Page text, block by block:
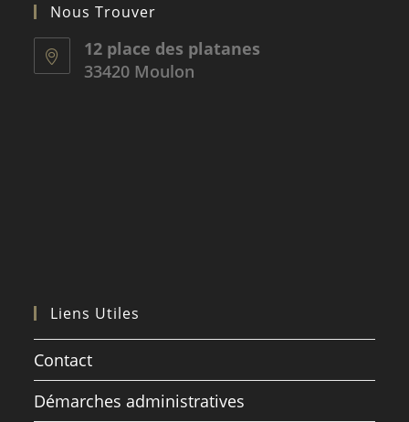
Nous Trouver
12 place des platanes
33420 Moulon
Liens Utiles
Contact
Démarches administratives